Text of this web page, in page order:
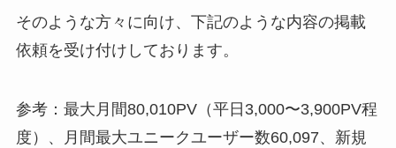
そのような方々に向け、下記のような内容の掲載
依頼を受け付けしております。
参考：最大月間80,010PV（平日3,000〜3,900PV程
度）、月間最大ユニークユーザー数60,097、新規